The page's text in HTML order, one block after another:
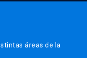
áreas de la